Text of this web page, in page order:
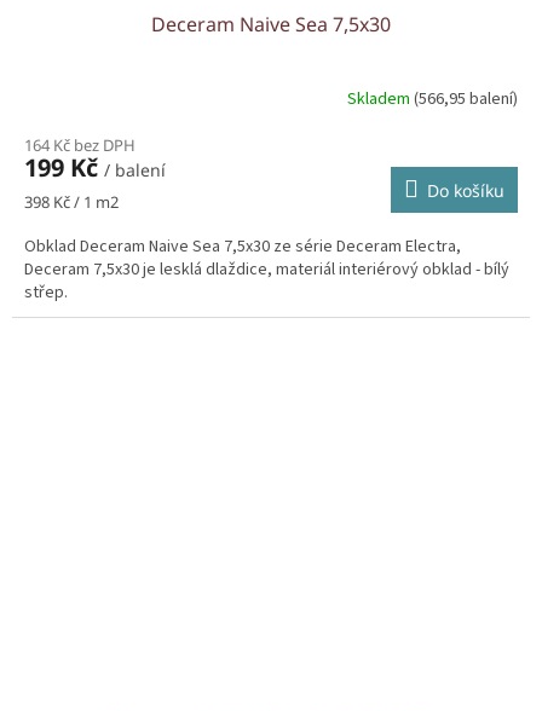
Deceram Naive Sea 7,5x30
Skladem (566,95 balení)
164 Kč bez DPH
199 Kč / balení
Měrná
398 Kč / 1 m2 Do košíku
Obklad Deceram Naive Sea 7,5x30 ze série Deceram Electra,
Deceram 7,5x30 je lesklá dlaždice, materiál interiérový obklad - bílý
střep.